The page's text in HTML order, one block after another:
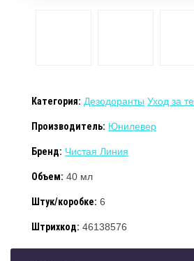
Категория: Дезодоранты Уход за
Производитель: Юнилевер
Бренд: Чистая Линия
Объем: 40 мл
Штук/коробке: 6
Штрихкод: 46138576